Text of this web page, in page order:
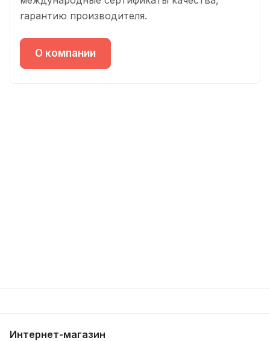
гарантию производителя.
О компании
Интернет-магазин